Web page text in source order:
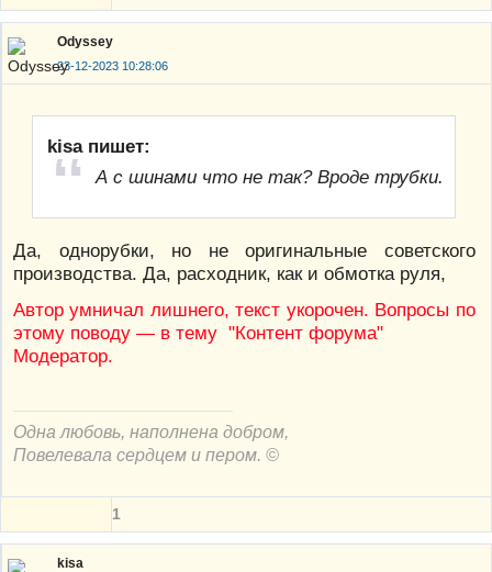
Odyssey
23-12-2023 10:28:06
kisa пишет:
А с шинами что не так? Вроде трубки.
Да, однорубки, но не оригинальные советского
производства. Да, расходник, как и обмотка руля,
Автор умничал лишнего, текст укорочен. Вопросы по
этому поводу — в тему "Контент форума"
Модератор.
Одна любовь, наполнена добром,
Повелевала сердцем и пером. ©
1
kisa